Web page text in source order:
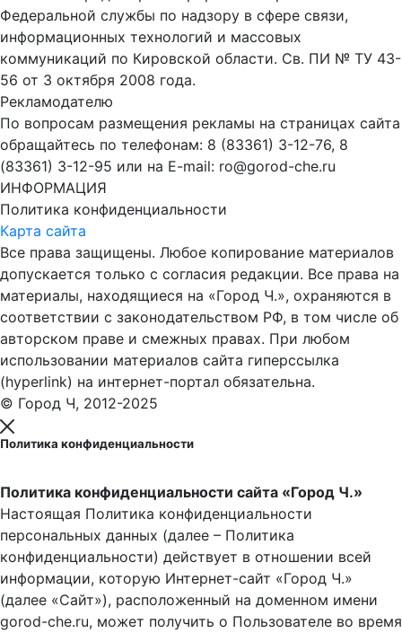
Федеральной службы по надзору в сфере связи,
информационных технологий и массовых
коммуникаций по Кировской области. Св. ПИ № ТУ 43-
56 от 3 октября 2008 года.
Рекламодателю
По вопросам размещения рекламы на страницах сайта
обращайтесь по телефонам: 8 (83361) 3-12-76, 8
(83361) 3-12-95 или на E-mail: ro@gorod-che.ru
ИНФОРМАЦИЯ
Политика конфиденциальности
Карта сайта
Все права защищены. Любое копирование материалов
допускается только с согласия редакции. Все права на
материалы, находящиеся на «Город Ч.», охраняются в
соответствии с законодательством РФ, в том числе об
авторском праве и смежных правах. При любом
использовании материалов сайта гиперссылка
(hyperlink) на интернет-портал обязательна.
© Город Ч, 2012-2025
Политика конфиденциальности
Политика конфиденциальности сайта «Город Ч.»
Настоящая Политика конфиденциальности
персональных данных (далее – Политика
конфиденциальности) действует в отношении всей
информации, которую Интернет-сайт «Город Ч.»
(далее «Сайт»), расположенный на доменном имени
gorod-che.ru, может получить о Пользователе во время